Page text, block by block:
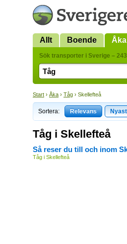
Allt Boende Åka
Sök transporter i Sverige –
Start › Åka › Tåg › Skellefteå
Sortera: Relevans Nyast
Tåg i Skellefteå
Så reser du till och inom
Tåg i Skellefteå